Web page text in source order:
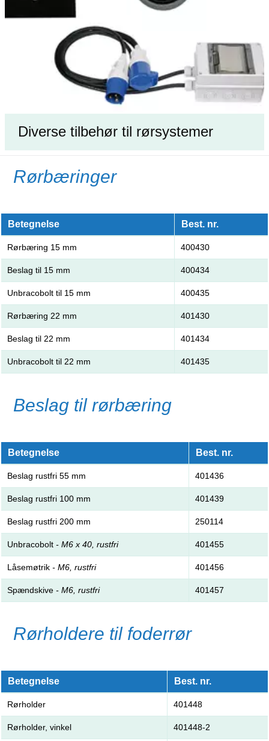
Diverse tilbehør til rørsystemer
Rørbæringer
Betegnelse Best. nr.
Rørbæring 15 mm 400430
Beslag til 15 mm 400434
Unbracobolt til 15 mm 400435
Rørbæring 22 mm 401430
Beslag til 22 mm 401434
Unbracobolt til 22 mm 401435
Beslag til rørbæring
Betegnelse Best. nr.
Beslag rustfri 55 mm 401436
Beslag rustfri 100 mm 401439
Beslag rustfri 200 mm 250114
Unbracobolt- M6 x 40, rustfri 401455
Låsemøtrik- M6, rustfri 401456
Spændskive - M6, rustfri 401457
Rørholdere til foderrør
Betegnelse Best. nr.
Rørholder 401448
Rørholder, vinkel 401448-2